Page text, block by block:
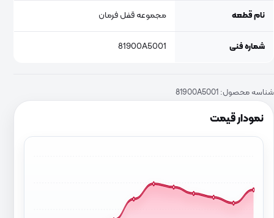
نمودار قیمت
نام قطعه مجموعه قفل فرمان
شماره فنی 81900A5001
شناسه محصول: 81900A5001